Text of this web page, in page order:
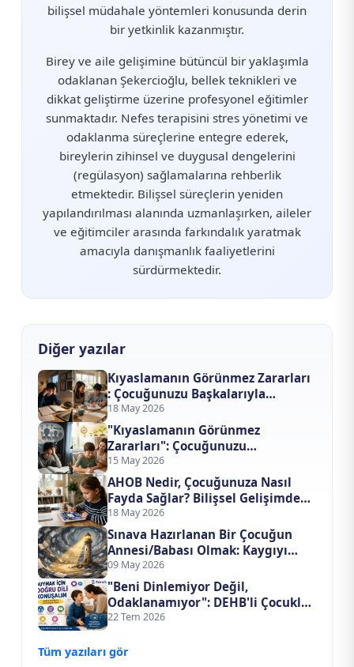
bilişsel müdahale yöntemleri konusunda derin
bir yetkinlik kazanmıştır.
Birey ve aile gelişimine bütüncül bir yaklaşımla
odaklanan Şekercioğlu, bellek teknikleri ve
dikkat geliştirme üzerine profesyonel eğitimler
sunmaktadır. Nefes terapisini stres yönetimi ve
odaklanma süreçlerine entegre ederek,
bireylerin zihinsel ve duygusal dengelerini
(regülasyon) sağlamalarına rehberlik
etmektedir. Bilişsel süreçlerin yeniden
yapılandırılması alanında uzmanlaşırken, aileler
ve eğitimciler arasında farkındalık yaratmak
amacıyla danışmanlık faaliyetlerini
sürdürmektedir.
Diğer yazılar
Kıyaslamanın Görünmez Zararları
: Çocuğunuzu Başkalarıyla
Yarıştırmayı Bıraktığınızda Ne
Değişir?
18 May 2026
"Kıyaslamanın Görünmez
Zararları": Çocuğunuzu
Başkalarıyla Yarıştırmayı
Bıraktığınızda Ne Değişir?
15 May 2026
AHOB Nedir, Çocuğunuza Nasıl
Fayda Sağlar? Bilişsel Gelişimde
Yapay Zeka Devrimi
18 May 2026
Sınava Hazırlanan Bir Çocuğun
Annesi/Babası Olmak: Kaygıyı
Evden Nasıl Uzak Tutarsınız?
09 May 2026
"Beni Dinlemiyor Değil,
Odaklanamıyor": DEHB'li Çocukla
İletişim Kurma Sanatı
22 Tem 2026
Tüm yazıları gör